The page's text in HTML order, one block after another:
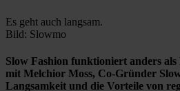
Es geht auch langsam.
Bild: Slowmo
Slow Fashion funktioniert anders
mit Melchior Moss, Co-Gründer
Langsamkeit und die Vorteile von